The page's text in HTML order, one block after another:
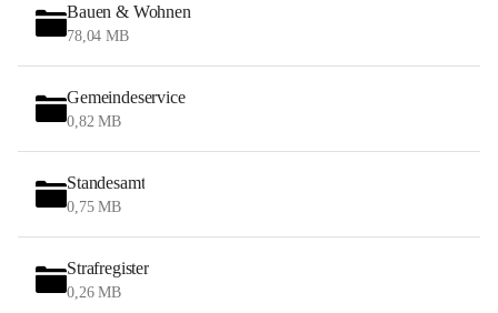
Bauen & Wohnen
78,04 MB
Gemeindeservice
0,82 MB
Standesamt
0,75 MB
Strafregister
0,26 MB